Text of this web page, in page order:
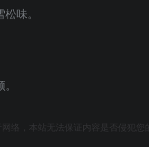
味。
，本站无法保证内容是否侵犯